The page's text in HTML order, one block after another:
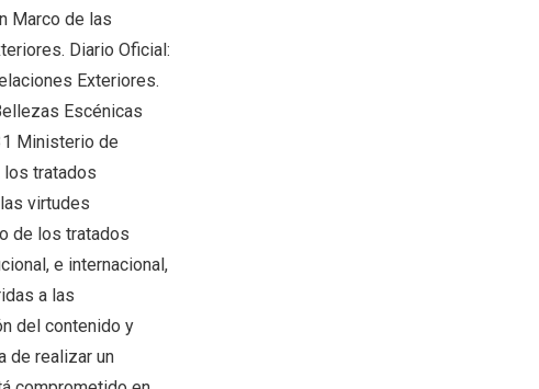
Marco de las
Diario Oficial:
Exteriores.
Escénicas
Ministerio de
los tratados
virtudes
de los tratados
e internacional,
a las
del contenido y
de realizar un